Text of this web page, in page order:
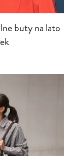
buty na lato